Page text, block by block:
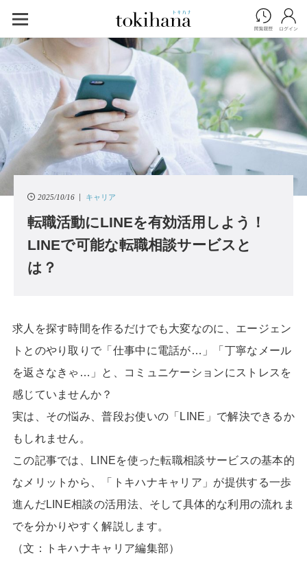
2025/10/16 キャリア
転職活動にLINEを有効活用しよう！
LINEで可能な転職相談サービスと
は？
求人を探す時間を作るだけでも大変なのに、エージェン
トとのやり取りで「仕事中に電話が…」「丁寧なメール
を返さなきゃ…」と、コミュニケーションにストレスを
感じていませんか？
実は、その悩み、普段お使いの「LINE」で解決できるか
もしれません。
この記事では、LINEを使った転職相談サービスの基本的
なメリットから、「トキハナキャリア」が提供する一歩
進んだLINE相談の活用法、そして具体的な利用の流れま
でを分かりやすく解説します。
（文：トキハナキャリア編集部）